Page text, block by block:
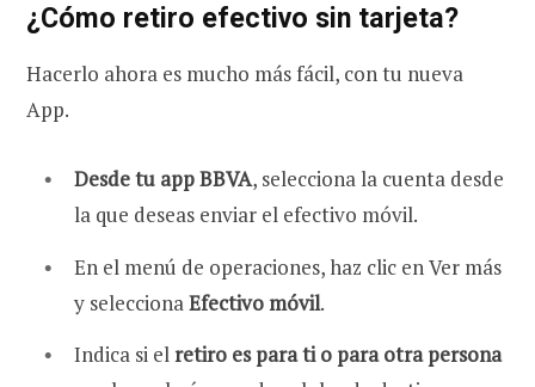
¿Cómo retiro efectivo sin tarjeta?
Hacerlo ahora es mucho más fácil, con tu nueva
App.
Desde tu app BBVA, selecciona la cuenta desde
la que deseas enviar el efectivo móvil.
En el menú de operaciones, haz clic en Ver más
y selecciona Efectivo móvil.
Indica si el retiro es para ti o para otra persona